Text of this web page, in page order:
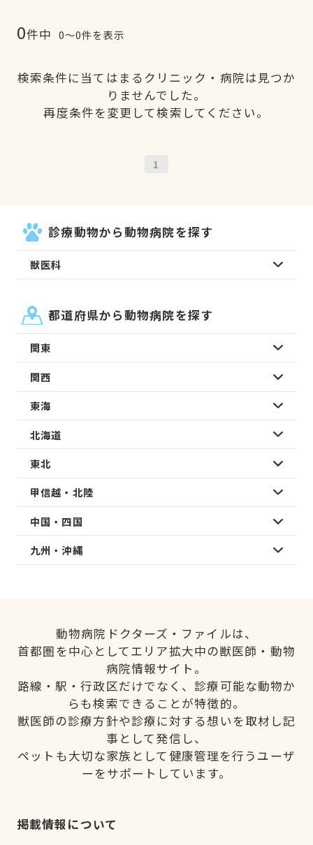
0件中 0〜0件を表示
検索条件に当てはまるクリニック・病院は見つか
りませんでした。
再度条件を変更して検索してください。
1
診療動物から動物病院を探す
獣医科
都道府県から動物病院を探す
関東
関西
東海
北海道
東北
甲信越・北陸
中国・四国
九州・沖縄
動物病院ドクターズ・ファイルは、
首都圏を中心としてエリア拡大中の獣医師・動物
病院情報サイト。
路線・駅・行政区だけでなく、診療可能な動物か
らも検索できることが特徴的。
獣医師の診療方針や診療に対する想いを取材し記
事として発信し、
ペットも大切な家族として健康管理を行うユーザ
ーをサポートしています。
掲載情報について